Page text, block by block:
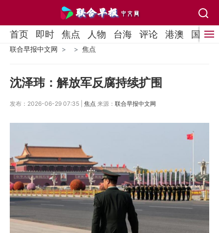
首页 即时 焦点 人物 台海 评论 港澳 国际
联合早报中文网 焦点
沈泽玮：解放军反腐持续扩围
发布：2026-06-29 07:35 | 焦点 来源： 联合早报中文网